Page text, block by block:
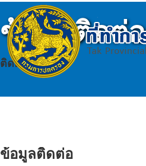
ข้อมูลติดต่อ
ติดต่อเรา
ข้อมูลติดต่อ